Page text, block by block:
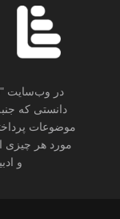
در وب‌سایت
دانستی که
موضوعات
مورد هر چیزی
و